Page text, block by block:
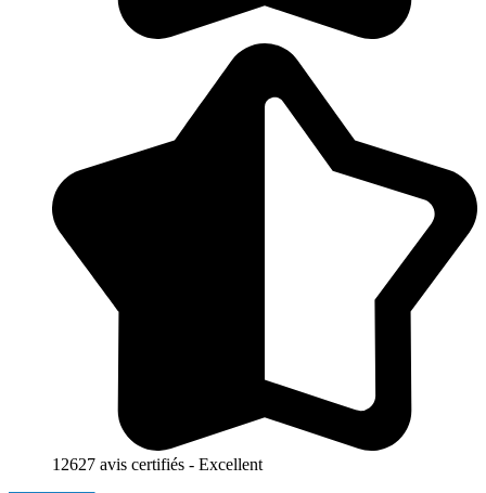
12627 avis certifiés - Excellent